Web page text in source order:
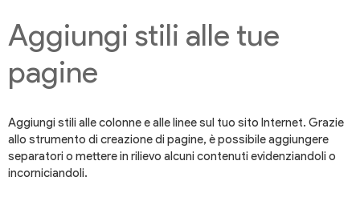
Aggiungi stili alle tue
pagine
Aggiungi stili alle colonne e alle linee sul tuo sito Internet. Grazie
allo strumento di creazione di pagine, è possibile aggiungere
separatori o mettere in rilievo alcuni contenuti evidenziandoli o
incorniciandoli.